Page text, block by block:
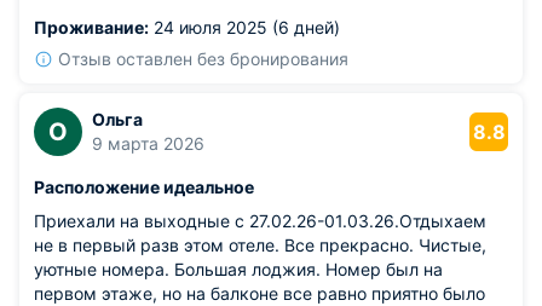
Проживание: 24 июля 2025 (6 дней)
Отзыв оставлен без бронирования
О
Ольга
9 марта 2026
8.8
Расположение идеальное
Приехали на выходные с 27.02.26-01.03.26.Отдыхаем
не в первый разв этом отеле. Все прекрасно. Чистые,
уютные номера. Большая лоджия. Номер был на
первом этаже, но на балконе все равно приятно было